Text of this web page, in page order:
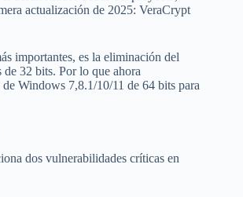
actualización de 2025: VeraCrypt
importantes, es la eliminación del
32 bits. Por lo que ahora
Windows 7,8.1/10/11 de 64 bits para
dos vulnerabilidades críticas en